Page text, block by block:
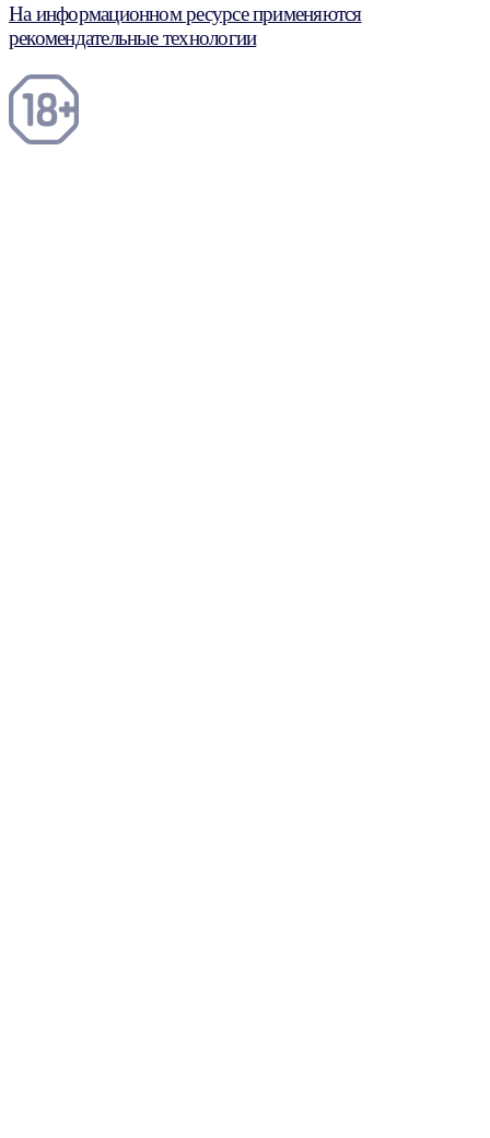
На информационном ресурсе применяются
рекомендательные технологии